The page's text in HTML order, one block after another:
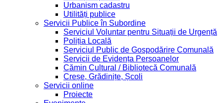
Urbanism cadastru
Utilități publice
Servicii Publice în Subordine
Serviciul Voluntar pentru Situații de Urgență
Poliția Locală
Serviciul Public de Gospodărire Comunală
Servicii de Evidența Persoanelor
Cămin Cultural / Bibliotecă Comunală
Creșe, Grădinițe, Școli
Servicii online
Proiecte